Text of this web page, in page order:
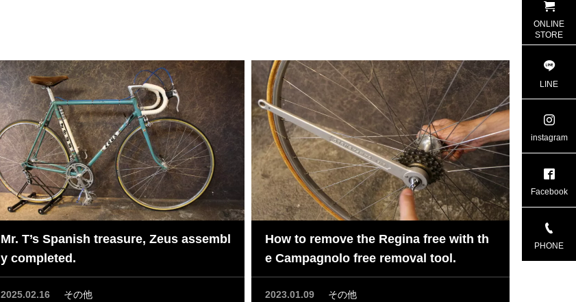
Mr. T’s Spanish treasure, Zeus assembl
y completed.
2025.02.16 その他
How to remove the Regina free with th
e Campagnolo free removal tool.
2023.01.09 その他
ONLINE
STORE
LINE
instagram
Facebook
PHONE